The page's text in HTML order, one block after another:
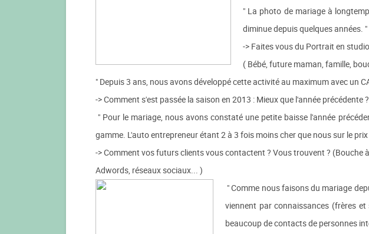
" La photo de mariage à
diminue depuis quelques années. "
-> Faites vous du Portrait en
( Bébé, future maman, famille,
" Depuis 3 ans, nous avons développé cette activité au maximum avec un
-> Comment s'est passée la saison en 2013 : Mieux que l'année précédente
" Pour le mariage, nous avons constaté une petite baisse l'année
gamme. L'auto entrepreneur étant 2 à 3 fois moins cher que nous sur le
-> Comment vos futurs clients vous contactent ? Vous trouvent ? (Bouche
Adwords, réseaux sociaux... )
" Comme nous faisons du mariage
viennent par connaissances (frères
beaucoup de contacts de personnes